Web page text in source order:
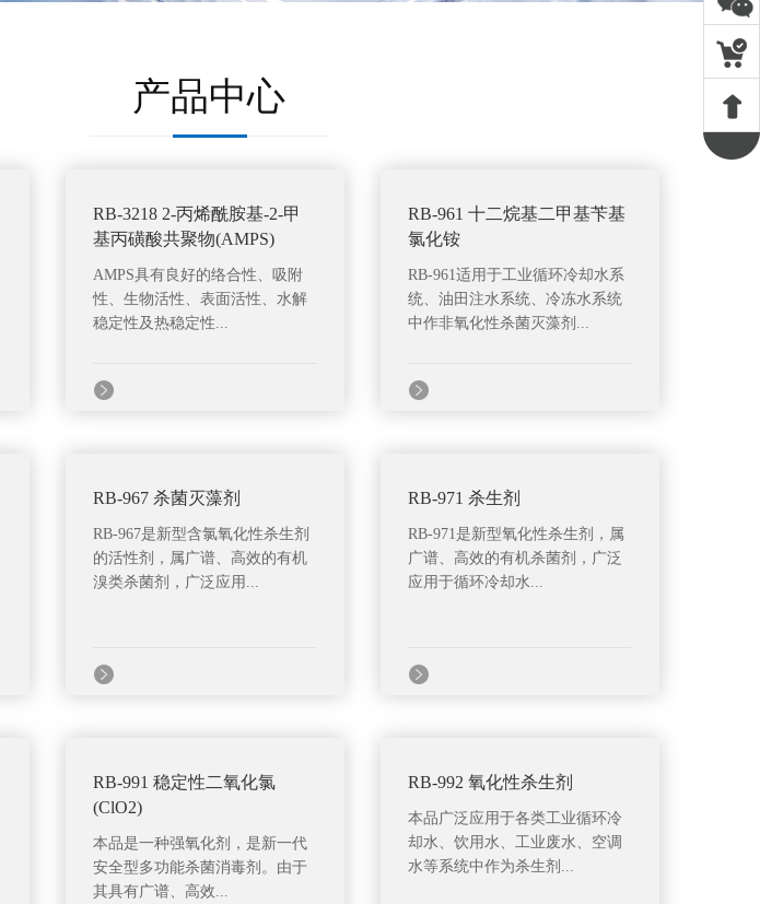
产品中心
RB-3218 2-丙烯酰胺基-2-甲
基丙磺酸共聚物(AMPS)
AMPS具有良好的络合性、吸附
性、生物活性、表面活性、水解
稳定性及热稳定性...
RB-961 十二烷基二甲基苄基
氯化铵
RB-961适用于工业循环冷却水系
统、油田注水系统、冷冻水系统
中作非氧化性杀菌灭藻剂...
RB-967 杀菌灭藻剂
RB-967是新型含氯氧化性杀生剂
的活性剂，属广谱、高效的有机
溴类杀菌剂，广泛应用...
RB-971 杀生剂
RB-971是新型氧化性杀生剂，属
广谱、高效的有机杀菌剂，广泛
应用于循环冷却水...
RB-991 稳定性二氧化氯
(ClO2)
本品是一种强氧化剂，是新一代
安全型多功能杀菌消毒剂。由于
其具有广谱、高效...
RB-992 氧化性杀生剂
本品广泛应用于各类工业循环冷
却水、饮用水、工业废水、空调
水等系统中作为杀生剂...